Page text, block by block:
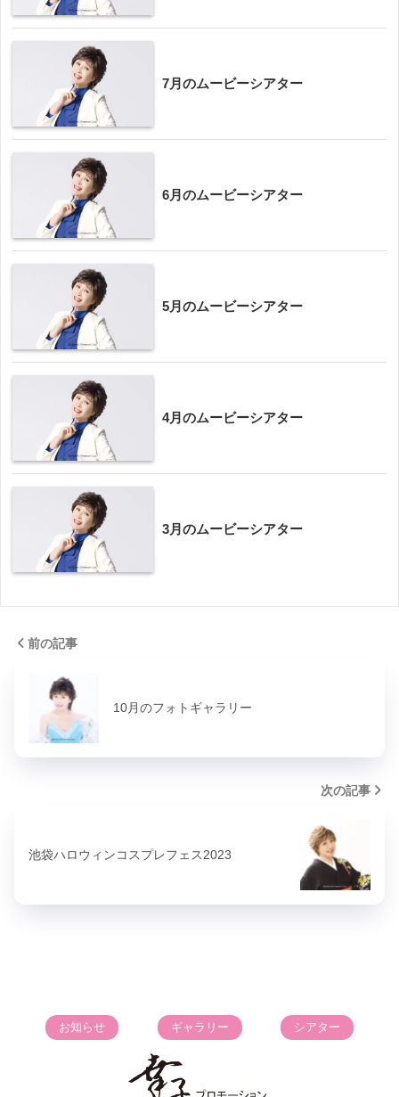
7月のムービーシアター
6月のムービーシアター
5月のムービーシアター
4月のムービーシアター
3月のムービーシアター
前の記事
10月のフォトギャラリー
次の記事
池袋ハロウィンコスプレフェス2023
お知らせ ギャラリー シアター